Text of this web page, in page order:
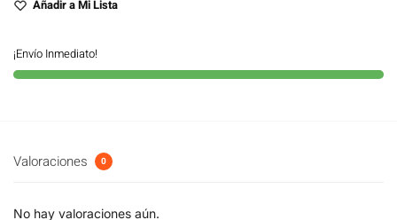
Añadir a Mi Lista
¡Envío Inmediato!
Valoraciones 0
No hay valoraciones aún.